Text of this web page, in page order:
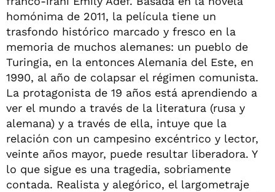
homónima de 2011, la película tiene un
trasfondo histórico marcado y fresco en la
memoria de muchos alemanes: un pueblo de
Turingia, en la entonces Alemania del Este, en
1990, al año de colapsar el régimen comunista.
La protagonista de 19 años está aprendiendo a
ver el mundo a través de la literatura (rusa y
alemana) y a través de ella, intuye que la
relación con un campesino excéntrico y lector,
veinte años mayor, puede resultar liberadora. Y
lo que sigue es una tragedia, sobriamente
contada. Realista y alegórico, el largometraje